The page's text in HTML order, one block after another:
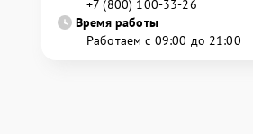
+7 (800) 100-33-26
Время работы
Работаем с 09:00 до 21:00